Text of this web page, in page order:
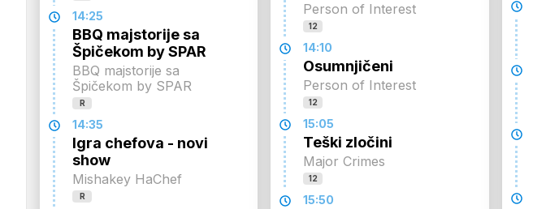
14:25
BBQ majstorije sa
Špičekom by SPAR
BBQ majstorije sa
Špičekom by SPAR
R
14:35
Igra chefova - novi
show
Mishakey HaChef
R
Person of Interest
12
14:10
Osumnjičeni
Person of Interest
12
15:05
Teški zločini
Major Crimes
12
15:50